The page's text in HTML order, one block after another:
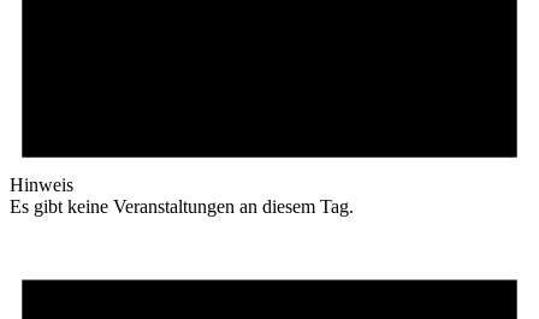
Hinweis
Es gibt keine Veranstaltungen an diesem Tag.